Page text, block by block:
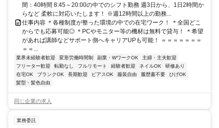
間：40時間 8:45～20:00の中でのシフト勤務 週3日から、1日2時間か
らなど 柔軟に対応いたします！ ※週12時間以上の勤務...
仕事内容 ＊各種制度が整った環境の中での在宅ワーク！ ＊全国どこ
からでも応募可能◎ ＊PCやモニター等の機材は無料で貸与！ ＊希望
があれば講師などサポート側へキャリアUPも可能！ ＝＝＝＝＝＝＝
＝＝...
業界未経験者歓迎 変形労働時間制 副業・WワークOK
主婦・主夫歓迎
フリーター歓迎
転勤なし フルリモート 経験者歓迎 ネイルOK
研修あり
在宅OK
ブランクOK 長期歓迎 ピアスOK 服装自由 履歴書不要
ひげOK
髪型・髪色自由
同じ企業の求人
業務委託